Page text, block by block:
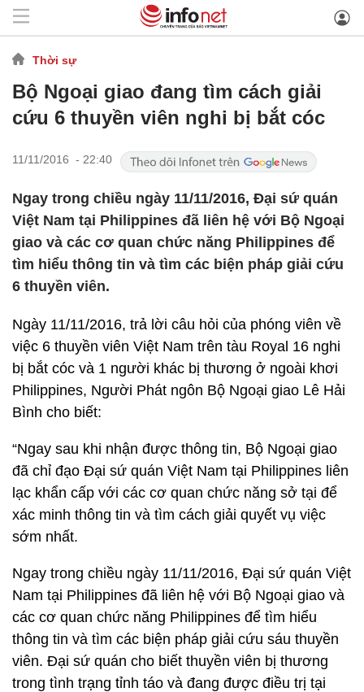
Thời sự
Bộ Ngoại giao đang tìm cách giải
cứu 6 thuyền viên nghi bị bắt cóc
11/11/2016 - 22:40
Ngay trong chiều ngày 11/11/2016, Đại sứ quán
Việt Nam tại Philippines đã liên hệ với Bộ Ngoại
giao và các cơ quan chức năng Philippines để
tìm hiểu thông tin và tìm các biện pháp giải cứu
6 thuyền viên.
Ngày 11/11/2016, trả lời câu hỏi của phóng viên về
việc 6 thuyền viên Việt Nam trên tàu Royal 16 nghi
bị bắt cóc và 1 người khác bị thương ở ngoài khơi
Philippines, Người Phát ngôn Bộ Ngoại giao Lê Hải
Bình cho biết:
“Ngay sau khi nhận được thông tin, Bộ Ngoại giao
đã chỉ đạo Đại sứ quán Việt Nam tại Philippines liên
lạc khẩn cấp với các cơ quan chức năng sở tại để
xác minh thông tin và tìm cách giải quyết vụ việc
sớm nhất.
Ngay trong chiều ngày 11/11/2016, Đại sứ quán Việt
Nam tại Philippines đã liên hệ với Bộ Ngoại giao và
các cơ quan chức năng Philippines để tìm hiểu
thông tin và tìm các biện pháp giải cứu sáu thuyền
viên. Đại sứ quán cho biết thuyền viên bị thương
trong tình trạng tỉnh táo và đang được điều trị tại